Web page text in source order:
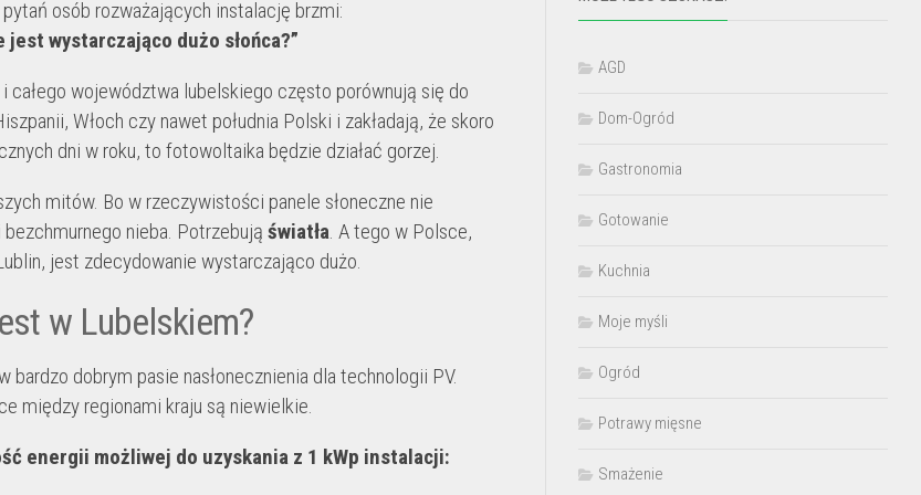
osób rozważających instalację brzmi:
jest wystarczająco dużo słońca?”
całego województwa lubelskiego często porównują się do
Włoch czy nawet południa Polski i zakładają, że skoro
dni w roku, to fotowoltaika będzie działać gorzej.
mitów. Bo w rzeczywistości panele słoneczne nie
bezchmurnego nieba. Potrzebują światła. A tego w Polsce,
jest zdecydowanie wystarczająco dużo.
w Lubelskiem?
bardzo dobrym pasie nasłonecznienia dla technologii PV.
między regionami kraju są niewielkie.
energii możliwej do uzyskania z 1 kWp instalacji:
AGD
Dom-Ogród
Gastronomia
Gotowanie
Kuchnia
Moje myśli
Ogród
Potrawy mięsne
Smażenie